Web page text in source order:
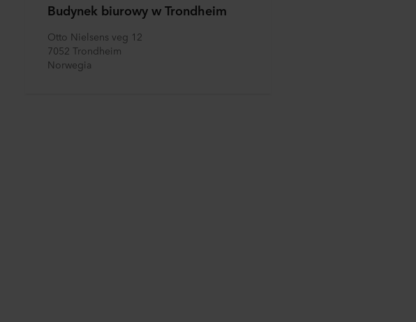
Budynek biurowy w Trondheim
Otto Nielsens veg 12
7052 Trondheim
Norwegia